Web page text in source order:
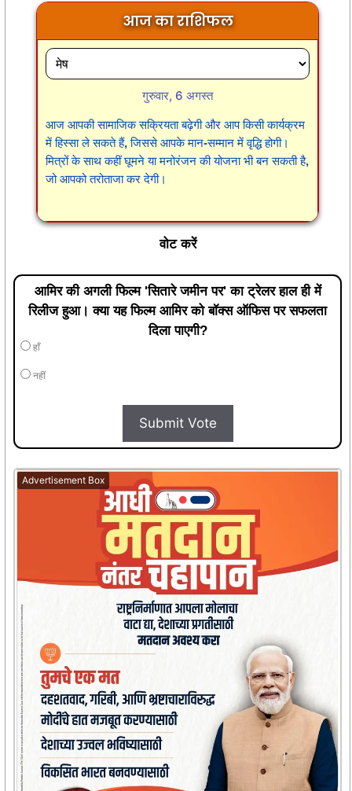
आज का राशिफल
गुरुवार, 6 अगस्त
आज आपकी सामाजिक सक्रियता बढ़ेगी और आप किसी कार्यक्रम
में हिस्सा ले सकते हैं, जिससे आपके मान-सम्मान में वृद्धि होगी।
मित्रों के साथ कहीं घूमने या मनोरंजन की योजना भी बन सकती है,
जो आपको तरोताजा कर देगी।
वोट करें
आमिर की अगली फिल्म 'सितारे जमीन पर' का ट्रेलर हाल ही में
रिलीज हुआ। क्या यह फिल्म आमिर को बॉक्स ऑफिस पर सफलता
दिला पाएगी?
हाँ
नहीं
Submit Vote
Advertisement Box